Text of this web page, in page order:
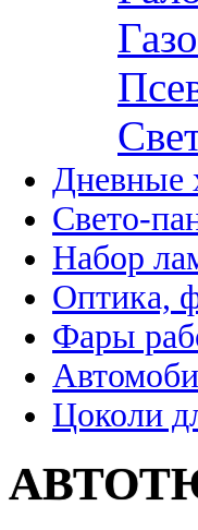
Дневные
Свето-
Набор
Оптика,
Фары
Цоколи